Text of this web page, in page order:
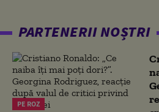
PARTENERII NOȘTRI
PE ROZ